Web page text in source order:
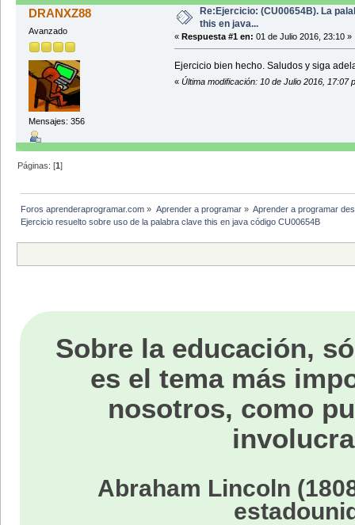
this.nombre = nombre;
this.apellidos = apellidos;
this.edad = edad;
this.casado = casado;
}
}
public void setCasado (boolean
this.casado = casado;
public void setEspecialista
}
public boolean
public boolean
DRANXZ88
Avanzado
Mensajes: 356
Re:Ejercicio: (CU00654B). La
this en java...
« Respuesta #1 en: 01 de Julio 2016, 23:10 »
Ejercicio bien hecho. Saludos y siga
« Última modificación: 10 de Julio 2016, 17:07
Páginas: [1]
Foros aprenderaprogramar.com » Aprender a programar» Aprender a programar
Ejercicio resuelto sobre uso de la palabra clave this en java código CU00654B
Sobre la educación,
es el tema más
nosotros, como
Abraham Lincoln